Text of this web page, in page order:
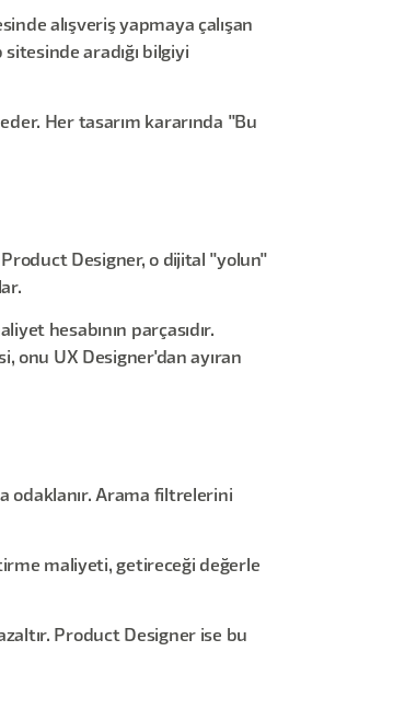
alışveriş yapmaya çalışan
aradığı bilgiyi
Her tasarım kararında "Bu
Designer, o dijital "yolun"
hesabının parçasıdır.
onu UX Designer'dan ayıran
odaklanır. Arama filtrelerini
maliyeti, getireceği değerle
Product Designer ise bu